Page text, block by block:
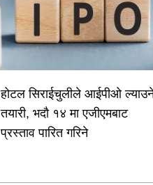
होटल सिराईचुलीले आईपीओ
तयारी, भदौ १४ मा एजीएमबाट
प्रस्ताव पारित गरिने